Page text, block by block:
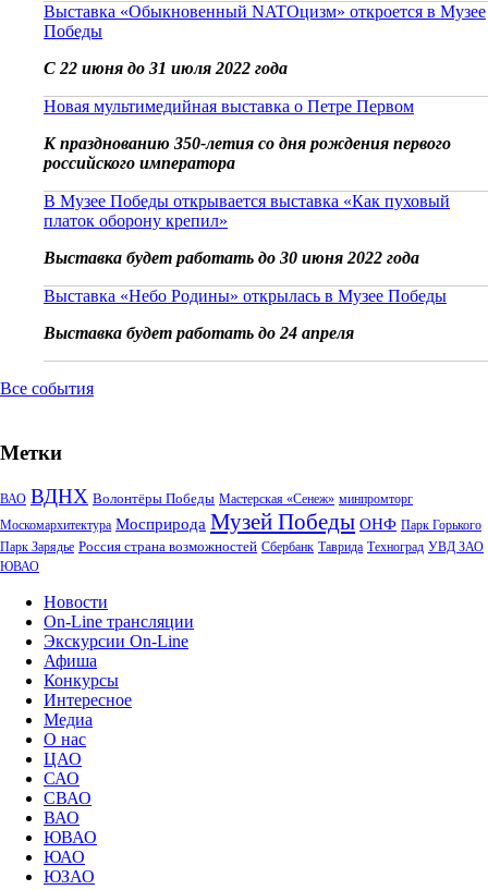
Выставка «Обыкновенный NATOцизм» откроется в Музее
Победы
С 22 июня до 31 июля 2022 года
Новая мультимедийная выставка о Петре Первом
К празднованию 350-летия со дня рождения первого
российского императора
В Музее Победы открывается выставка «Как пуховый
платок оборону крепил»
Выставка будет работать до 30 июня 2022 года
Выставка «Небо Родины» открылась в Музее Победы
Выставка будет работать до 24 апреля
Все события
Метки
ВАО ВДНХ Волонтёры Победы Мастерская «Сенеж» минпромторг
Москомархитектура Мосприрода Музей Победы ОНФ Парк Горького
Парк Зарядье Россия страна возможностей Сбербанк Таврида Техноград УВД ЗАО
ЮВАО
Новости
On-Line трансляции
Экскурсии On-Line
Афиша
Конкурсы
Интересное
Медиа
О нас
ЦАО
САО
СВАО
ВАО
ЮВАО
ЮАО
ЮЗАО